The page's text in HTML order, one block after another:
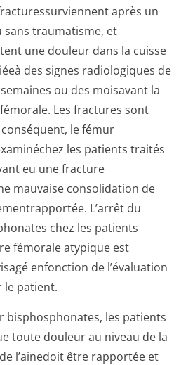
après un
traumatisme, et
une douleur dans la cuisse
des signes radiologiques de
ou des moisavant la
Les fractures sont
le fémur
les patients traités
eu une fracture
mauvaise consolidation de
L’arrêt du
chez les patients
fémorale atypique est
enfonction de l’évaluation
le patient.
les patients
toute douleur au niveau de la
l’ainedoit être rapportée et